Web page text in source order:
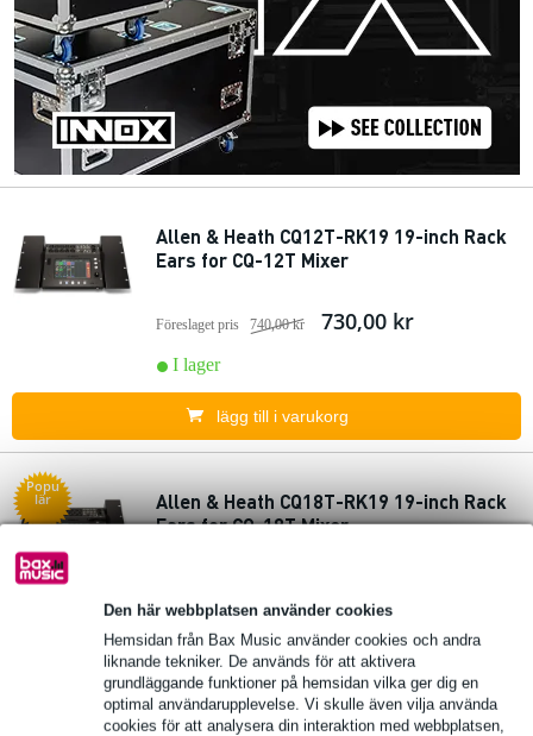
Den här webbplatsen använder cookies
Hemsidan från Bax Music använder cookies och andra
liknande tekniker. De används för att aktivera
grundläggande funktioner på hemsidan vilka ger dig en
optimal användarupplevelse. Vi skulle även vilja använda
cookies för att analysera din interaktion med webbplatsen,
Allen & Heath CQ12T-RK19 19-inch Rack
Ears for CQ-12T Mixer
Föreslaget pris 740,00 kr 730,00 kr
I lager
lägg till i varukorg
Popu
lär
Allen & Heath CQ18T-RK19 19-inch Rack
Ears for CQ-18T Mixer
I lager
lägg till i varukorg